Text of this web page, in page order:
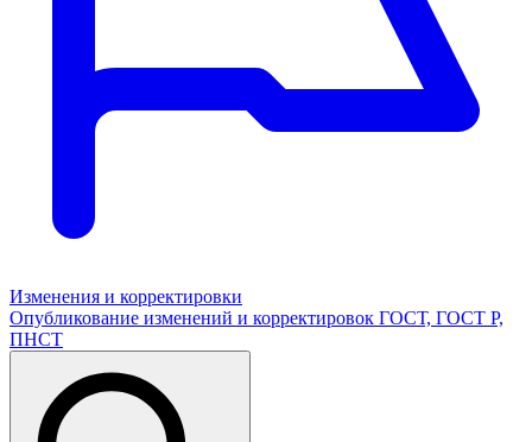
Изменения и корректировки
Опубликование изменений и корректировок ГОСТ, ГОСТ Р,
ПНСТ